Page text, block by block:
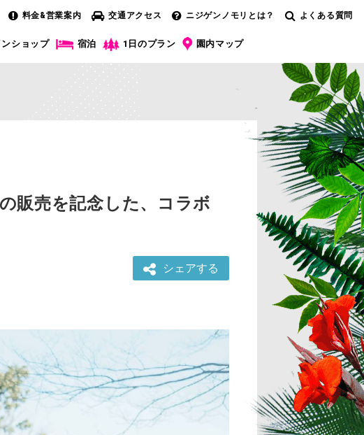
料金&営業案内 交通アクセス ニジゲンノモリとは？ よくある質問
ショップ 宿泊 1日のプラン 園内マップ
販売を記念した、コラボ
シェアする